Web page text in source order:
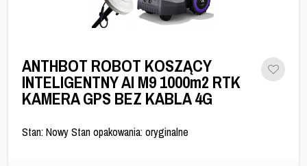
ANTHBOT ROBOT KOSZĄCY
INTELIGENTNY AI M9 1000m2 RTK
KAMERA GPS BEZ KABLA 4G
Stan: Nowy Stan opakowania: oryginalne